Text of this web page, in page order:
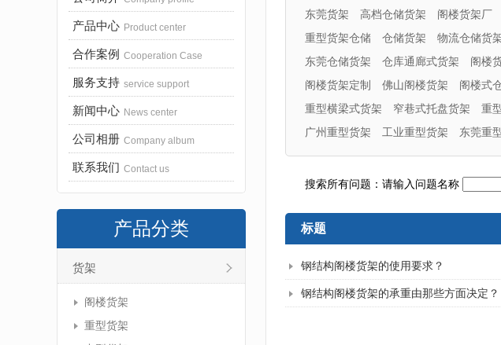
产品中心 Product center
合作案例 Cooperation Case
服务支持 service support
新闻中心 News center
公司相册 Company album
联系我们 Contact us
产品分类
货架
阁楼货架
重型货架
东莞货架 高档仓储货架 阁楼货架厂
重型货架仓储
仓储货架 物流仓储货
东莞仓储货架
仓库通廊式货架 阁楼
阁楼货架定制
佛山阁楼货架 阁楼式
重型横梁式货架
窄巷式托盘货架 重
广州重型货架
工业重型货架 东莞重
搜索所有问题：请输入问题名称
标题
钢结构阁楼货架的使用要求？
钢结构阁楼货架的承重由那些方面决定？